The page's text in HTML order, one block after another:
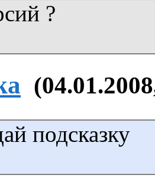
?
подсказку